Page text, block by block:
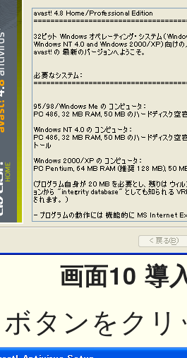
画面10 導
ボタンをク